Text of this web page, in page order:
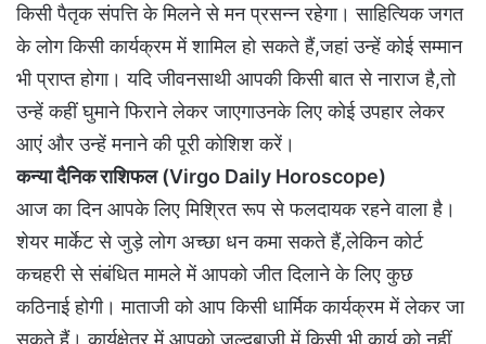
किसी पैतृक संपत्ति के मिलने से मन प्रसन्न रहेगा। साहित्यिक जगत
के लोग किसी कार्यक्रम में शामिल हो सकते हैं,जहां उन्हें कोई सम्मान
भी प्राप्त होगा। यदि जीवनसाथी आपकी किसी बात से नाराज है,तो
उन्हें कहीं घुमाने फिराने लेकर जाएगाउनके लिए कोई उपहार लेकर
आएं और उन्हें मनाने की पूरी कोशिश करें।
कन्या दैनिक राशिफल (Virgo Daily Horoscope)
आज का दिन आपके लिए मिश्रित रूप से फलदायक रहने वाला है।
शेयर मार्केट से जुड़े लोग अच्छा धन कमा सकते हैं,लेकिन कोर्ट
कचहरी से संबंधित मामले में आपको जीत दिलाने के लिए कुछ
कठिनाई होगी। माताजी को आप किसी धार्मिक कार्यक्रम में लेकर जा
सकते हैं। कार्यक्षेत्र में आपको जल्दबाजी में किसी भी कार्य को नहीं